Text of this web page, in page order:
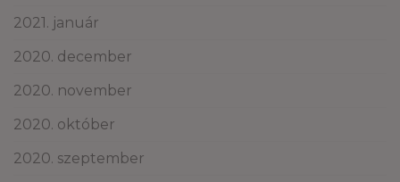
2021. január
2020. december
2020. november
2020. október
2020. szeptember